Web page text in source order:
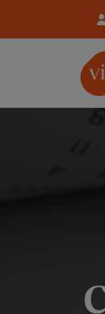
contenido